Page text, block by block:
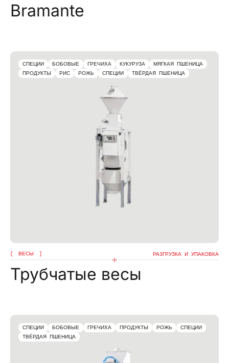
Bramante
СПЕЦИИ БОБОВЫЕ ГРЕЧИХА КУКУРУЗА
МЯГКАЯ ПШЕНИЦА
ПРОДУКТЫ
РИС РОЖЬ СПЕЦИИ ТВЁРДАЯ ПШЕНИЦА
ВЕСЫ РАЗГРУЗКА И УПАКОВКА
Трубчатые весы
СПЕЦИИ БОБОВЫЕ ГРЕЧИХА ПРОДУКТЫ РОЖЬ
СПЕЦИИ
ТВЁРДАЯ ПШЕНИЦА